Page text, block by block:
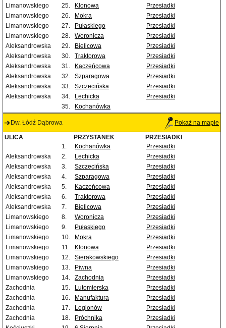
Limanowskiego
25. Klonowa
Przesiadki
Limanowskiego
26. Mokra
Przesiadki
Limanowskiego
27. Pułaskiego
Przesiadki
Limanowskiego
28. Woronicza
Przesiadki
Aleksandrowska
29. Bielicowa
Przesiadki
Aleksandrowska
30. Traktorowa
Przesiadki
Aleksandrowska
31. Kaczeńcowa
Przesiadki
Aleksandrowska
32. Szparagowa
Przesiadki
Aleksandrowska
33. Szczecińska
Przesiadki
Aleksandrowska
34. Lechicka
Przesiadki
35.
Kochanówka
Dw. Łódź Dąbrowa Pokaż na mapie
ULICA PRZYSTANEK
PRZESIADKI
1.
Kochanówka
Przesiadki
Aleksandrowska
2. Lechicka
Przesiadki
Aleksandrowska
3. Szczecińska
Przesiadki
Aleksandrowska
4. Szparagowa
Przesiadki
Aleksandrowska
5. Kaczeńcowa
Przesiadki
Aleksandrowska
6. Traktorowa
Przesiadki
Aleksandrowska
7. Bielicowa
Przesiadki
Limanowskiego
8. Woronicza
Przesiadki
Limanowskiego
9. Pułaskiego
Przesiadki
Limanowskiego
10. Mokra
Przesiadki
Limanowskiego
11. Klonowa
Przesiadki
Limanowskiego
12. Sierakowskiego
Przesiadki
Limanowskiego
13. Piwna
Przesiadki
Limanowskiego
14. Zachodnia
Przesiadki
Zachodnia
15. Lutomierska
Przesiadki
Zachodnia
16. Manufaktura
Przesiadki
Zachodnia
17. Legionów
Przesiadki
Zachodnia
18. Próchnika
Przesiadki